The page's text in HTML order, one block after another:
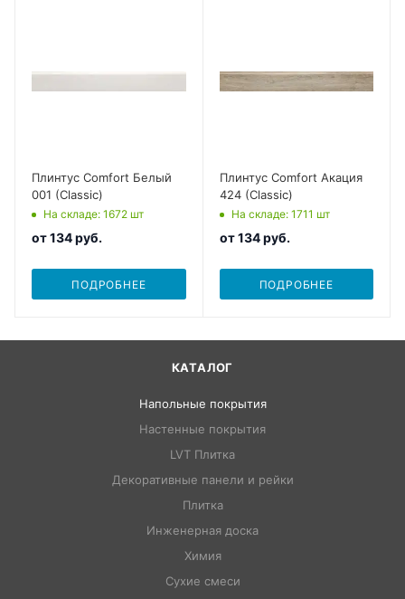
Плинтус Comfort Белый
001 (Classic)
На складе: 1672 шт
от134 руб.
ПОДРОБНЕЕ
Плинтус Comfort Акация
424 (Classic)
На складе: 1711 шт
от134 руб.
ПОДРОБНЕЕ
КАТАЛОГ
Напольные покрытия
Настенные покрытия
LVT Плитка
Декоративные панели и рейки
Плитка
Инженерная доска
Химия
Сухие смеси